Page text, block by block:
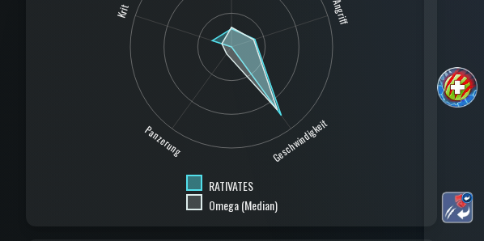
Angriff
Geschwindigkeit
Panzerung
Krit
RATIVATES
Omega (Median)